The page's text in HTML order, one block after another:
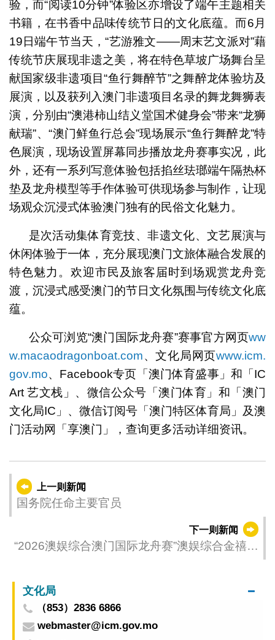
验，而“阅读10分钟”体验区亦增设了端午主题相关
书籍，在书香中品味传统节日的文化底蕴。而6月
19日端午节当天，“艺游雅文——周末艺文派对”藉
传统节庆展现非遗之美，将在特色草坡广场舞台呈
献国家级非遗项目“鱼行舞醉节”之舞醉龙体验坊及
展演，以及获列入澳门非遗项目名录的舞龙舞狮表
演，分别由“澳港柿山结义堂国术健身会”带来“龙狮
献瑞”、“澳门鲜鱼行总会”现场展示“鱼行舞醉龙”特
色展演，现场设置屏幕同步播放龙舟赛事实况，此
外，还有一系列写意体验包括掐丝珐瑯端午隔热杯
垫及龙舟模型等手作体验可供现场参与制作，让现
场观众沉浸式体验澳门独有的民俗文化魅力。
是次活动集体育竞技、非遗文化、文艺展演与
休闲体验于一体，充分展现澳门文旅体融合发展的
特色魅力。欢迎市民及旅客届时到场观赏龙舟竞
渡，沉浸式感受澳门的节日文化氛围与传统文化底
蕴。
公众可浏览“澳门国际龙舟赛”赛事官方网页ww
w.macaodragonboat.com、文化局网页www.icm.
gov.mo、Facebook专页「澳门体育盛事」和「IC
Art 艺文栈」、微信公众号「澳门体育」和「澳门
文化局IC」、微信订阅号「澳门特区体育局」及澳
门活动网「享澳门」，查询更多活动详细资讯。
上一则新闻
国务院任命主要官员
下一则新闻
“2026澳娱综合澳门国际龙舟赛”澳娱综合金禧包
组桂冠
文化局
（853）2836 6866
webmaster@icm.gov.mo